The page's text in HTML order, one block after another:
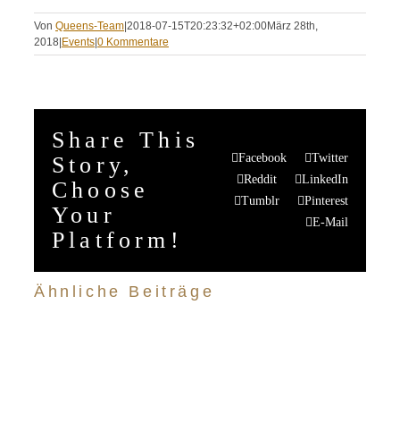
Von Queens-Team|2018-07-15T20:23:32+02:00März 28th,
2018|Events|0 Kommentare
Share This
Story,
Choose
Your
Platform!
Facebook
Twitter
Reddit
LinkedIn
Tumblr
Pinterest
E-Mail
Ähnliche Beiträge